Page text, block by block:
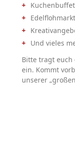
Edelflohmarkt
Und vieles
Bitte tragt
ein. Kommt
unserer